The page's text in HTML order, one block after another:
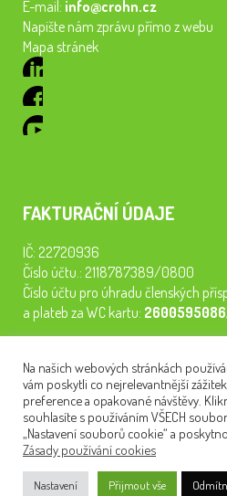
E-mail: info@crohn.cz
Napište nám zprávu přímo z webu
Mapa stránek
FAKTURAČNÍ ÚDAJE
IČ: 22720936
Číslo účtu.: 2118787389/0800
Číslo účtu pro úhradu členských
a plateb za WC kartu:
semináře, konferenci, plavbu na lodi
tiskneme odborné publikace pro
NEWSLETTER
Na našich webových stránkách
vám poskytli co nejrelevantnější
preference a opakované návštěvy.
souhlasíte s používáním VŠECH
„Nastavení souborů cookie“ a
Zásady používání cookies
Nastavení Přijmout vše